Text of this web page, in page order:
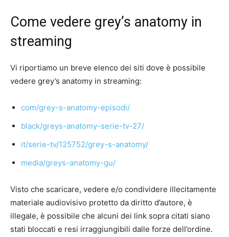
Come vedere grey’s anatomy in
streaming
Vi riportiamo un breve elenco dei siti dove è possibile
vedere grey’s anatomy in streaming:
com/grey-s-anatomy-episodi/
black/greys-anatomy-serie-tv-27/
it/serie-tv/125752/grey-s-anatomy/
media/greys-anatomy-gu/
Visto che scaricare, vedere e/o condividere illecitamente
materiale audiovisivo protetto da diritto d’autore, è
illegale, è possibile che alcuni dei link sopra citati siano
stati bloccati e resi irraggiungibili dalle forze dell’ordine.